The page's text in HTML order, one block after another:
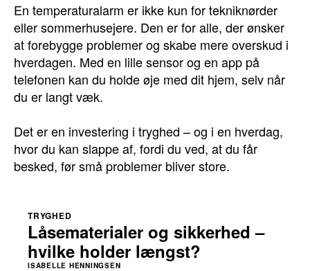
En temperaturalarm er ikke kun for tekniknørder
eller sommerhusejere. Den er for alle, der ønsker
at forebygge problemer og skabe mere overskud i
hverdagen. Med en lille sensor og en app på
telefonen kan du holde øje med dit hjem, selv når
du er langt væk.
Det er en investering i tryghed – og i en hverdag,
hvor du kan slappe af, fordi du ved, at du får
besked, før små problemer bliver store.
Låsematerialer og sikkerhed –
hvilke holder længst?
TRYGHED
ISABELLE HENNINGSEN